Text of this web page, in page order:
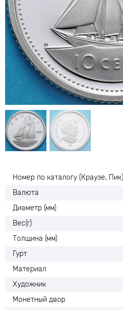
Номер по каталогу (Краузе, Пик)
Валюта
Диаметр (мм)
Вес(г)
Толщина (мм)
Гурт
Материал
Художник
Монетный двор